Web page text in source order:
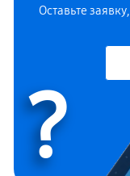
Оставьте
?